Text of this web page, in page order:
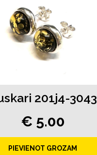
201j4-3043
€ 5.00
PIEVIENOT GROZAM